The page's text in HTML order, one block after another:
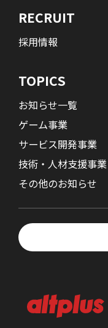
RECRUIT
採用情報
TOPICS
お知らせ一覧
ゲーム事業
サービス開発事業
技術・人材支援事業
その他のお知らせ